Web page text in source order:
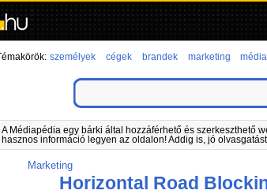
Témakörök: személyek cégek brandek marketing média
A Médiapédia egy bárki által hozzáférhető és szerkeszthető
hasznos információ legyen az oldalon! Addig is, jó
Marketing
Horizontal Road